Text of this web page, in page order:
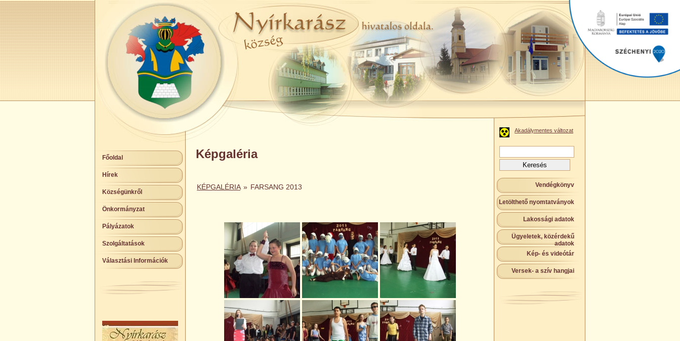
Főoldal
Hírek
Községünkről
Önkormányzat
Pályázatok
Szolgáltatások
Választási Információk
Képgaléria
KÉPGALÉRIA » FARSANG 2013
Akadálymentes változat
Vendégkönyv
Letölthető nyomtatványok
Lakossági adatok
Ügyeletek, közérdekű
adatok
Kép- és videótár
Versek- a szív hangjai